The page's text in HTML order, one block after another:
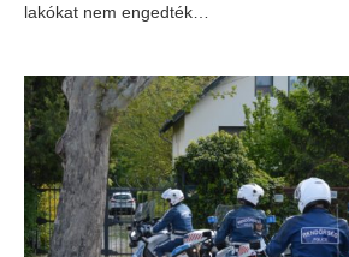
lakókat nem engedték…